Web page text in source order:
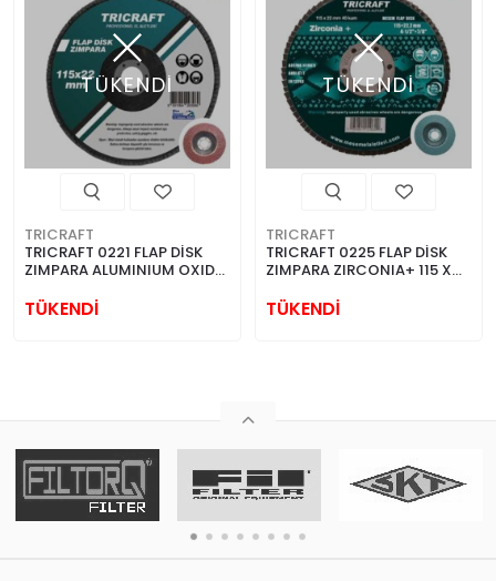
TÜKENDİ
TRICRAFT
TRICRAFT 0221 FLAP DİSK
ZIMPARA ALUMINIUM OXIDE
TÜKENDİ
TÜKENDİ
TRICRAFT
TRICRAFT 0225 FLAP DİSK
ZIMPARA ZIRCONIA+ 115 X
TÜKENDİ